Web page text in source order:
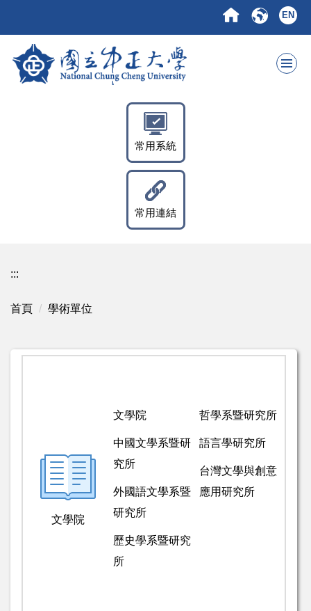
要
EN
常用系統
常用連結
:::
首頁 學術單位
文學院
文學院
中國文學系暨研
究所
外國語文學系暨
研究所
歷史學系暨研究
所
哲學系暨研究所
語言學研究所
台灣文學與創意
應用研究所